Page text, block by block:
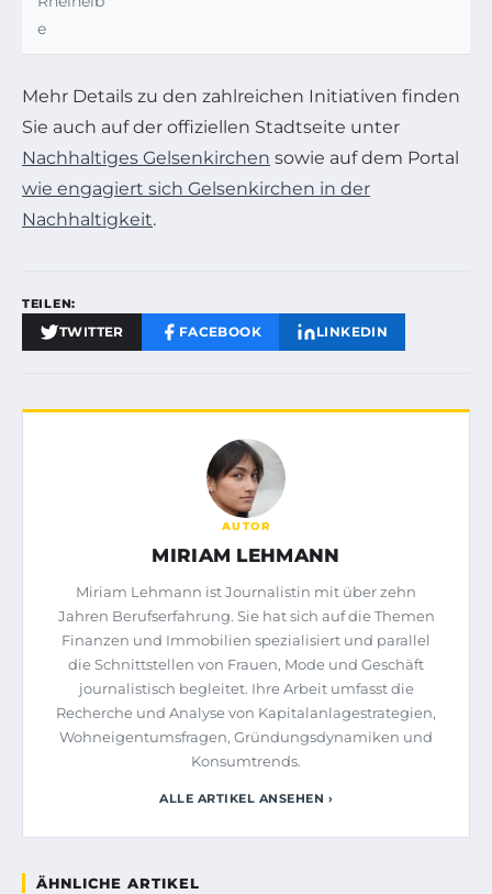
e
Mehr Details zu den zahlreichen Initiativen finden
Sie auch auf der offiziellen Stadtseite unter
Nachhaltiges Gelsenkirchen sowie auf dem Portal
wie engagiert sich Gelsenkirchen in der
Nachhaltigkeit.
TEILEN:
TWITTER FACEBOOK LINKEDIN
AUTOR
MIRIAM LEHMANN
Miriam Lehmann ist Journalistin mit über zehn
Jahren Berufserfahrung. Sie hat sich auf die Themen
Finanzen und Immobilien spezialisiert und parallel
die Schnittstellen von Frauen, Mode und Geschäft
journalistisch begleitet. Ihre Arbeit umfasst die
Recherche und Analyse von Kapitalanlagestrategien,
Wohneigentumsfragen, Gründungsdynamiken und
Konsumtrends.
ALLE ARTIKEL ANSEHEN ›
ÄHNLICHE ARTIKEL